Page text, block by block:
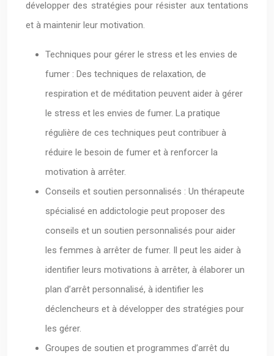
développer des stratégies pour résister aux tentations
et à maintenir leur motivation.
Techniques pour gérer le stress et les envies de
fumer : Des techniques de relaxation, de
respiration et de méditation peuvent aider à gérer
le stress et les envies de fumer. La pratique
régulière de ces techniques peut contribuer à
réduire le besoin de fumer et à renforcer la
motivation à arrêter.
Conseils et soutien personnalisés : Un thérapeute
spécialisé en addictologie peut proposer des
conseils et un soutien personnalisés pour aider
les femmes à arrêter de fumer. Il peut les aider à
identifier leurs motivations à arrêter, à élaborer un
plan d’arrêt personnalisé, à identifier les
déclencheurs et à développer des stratégies pour
les gérer.
Groupes de soutien et programmes d’arrêt du